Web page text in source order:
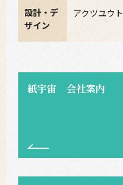
設計・デ
ザイン
アクツユウト
紙宇宙 会社案内